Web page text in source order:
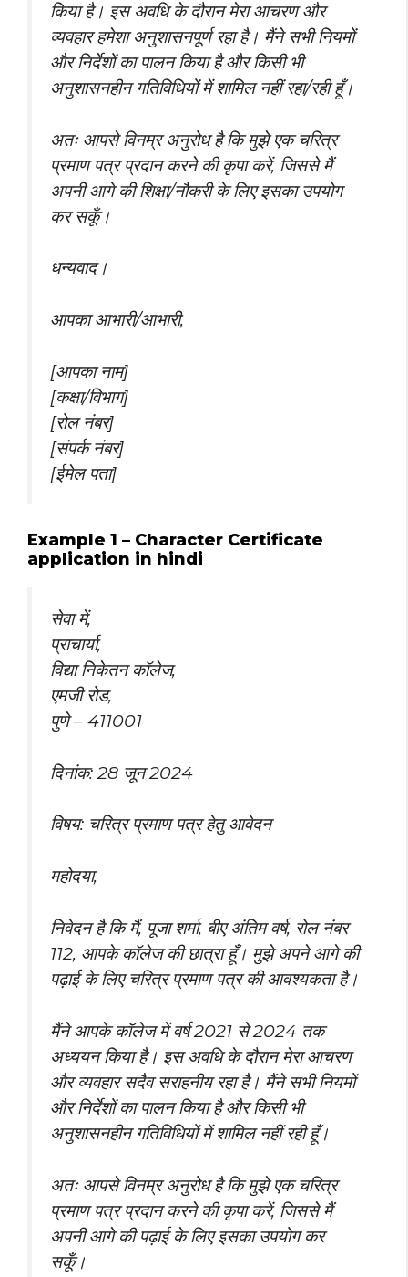
किया है। इस अवधि के दौरान मेरा आचरण और
व्यवहार हमेशा अनुशासनपूर्ण रहा है। मैंने सभी नियमों
और निर्देशों का पालन किया है और किसी भी
अनुशासनहीन गतिविधियों में शामिल नहीं रहा/रही हूँ।
अतः आपसे विनम्र अनुरोध है कि मुझे एक चरित्र
प्रमाण पत्र प्रदान करने की कृपा करें, जिससे मैं
अपनी आगे की शिक्षा/नौकरी के लिए इसका उपयोग
कर सकूँ।
धन्यवाद।
आपका आभारी/आभारी,
[आपका नाम]
[कक्षा/विभाग]
[रोल नंबर]
[संपर्क नंबर]
[ईमेल पता]
Example 1 – Character Certificate
application in hindi
सेवा में,
प्राचार्या,
विद्या निकेतन कॉलेज,
एमजी रोड,
पुणे – 411001
दिनांक: 28 जून 2024
विषय: चरित्र प्रमाण पत्र हेतु आवेदन
महोदया,
निवेदन है कि मैं, पूजा शर्मा, बीए अंतिम वर्ष, रोल नंबर
112, आपके कॉलेज की छात्रा हूँ। मुझे अपने आगे की
पढ़ाई के लिए चरित्र प्रमाण पत्र की आवश्यकता है।
मैंने आपके कॉलेज में वर्ष 2021 से 2024 तक
अध्ययन किया है। इस अवधि के दौरान मेरा आचरण
और व्यवहार सदैव सराहनीय रहा है। मैंने सभी नियमों
और निर्देशों का पालन किया है और किसी भी
अनुशासनहीन गतिविधियों में शामिल नहीं रही हूँ।
अतः आपसे विनम्र अनुरोध है कि मुझे एक चरित्र
प्रमाण पत्र प्रदान करने की कृपा करें, जिससे मैं
अपनी आगे की पढ़ाई के लिए इसका उपयोग कर
सकूँ।